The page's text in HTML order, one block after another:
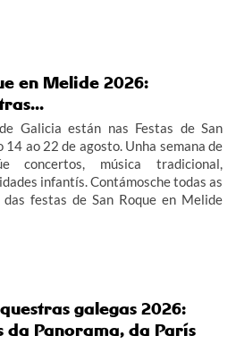
en Melide 2026:
Galicia están nas Festas de San
ao 22 de agosto. Unha semana de
concertos, música tradicional,
infantís. Contámosche todas as
festas de San Roque en Melide
galegas 2026:
Panorama, da París